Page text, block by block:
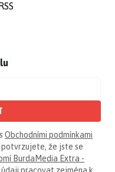
Obchodními podmínkami
potvrzujete, že jste se
BurdaMedia Extra -